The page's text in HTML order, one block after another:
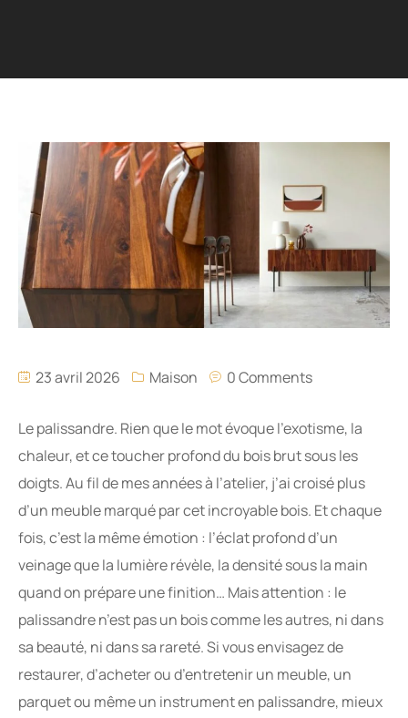
23 avril 2026 Maison 0 Comments
Le palissandre. Rien que le mot évoque l’exotisme, la
chaleur, et ce toucher profond du bois brut sous les
doigts. Au fil de mes années à l’atelier, j’ai croisé plus
d’un meuble marqué par cet incroyable bois. Et chaque
fois, c’est la même émotion : l’éclat profond d’un
veinage que la lumière révèle, la densité sous la main
quand on prépare une finition… Mais attention : le
palissandre n’est pas un bois comme les autres, ni dans
sa beauté, ni dans sa rareté. Si vous envisagez de
restaurer, d’acheter ou d’entretenir un meuble, un
parquet ou même un instrument en palissandre, mieux